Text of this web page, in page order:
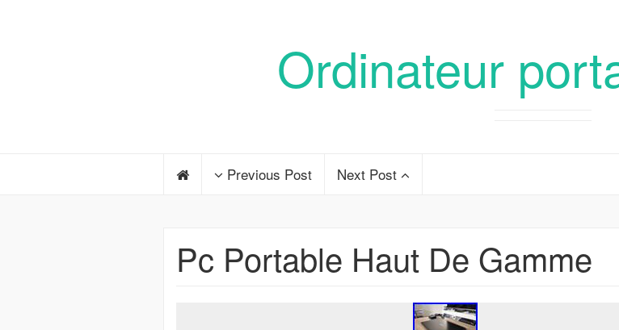
Ordinateur
Previous Post Next Post
Pc Portable Haut De Gamme